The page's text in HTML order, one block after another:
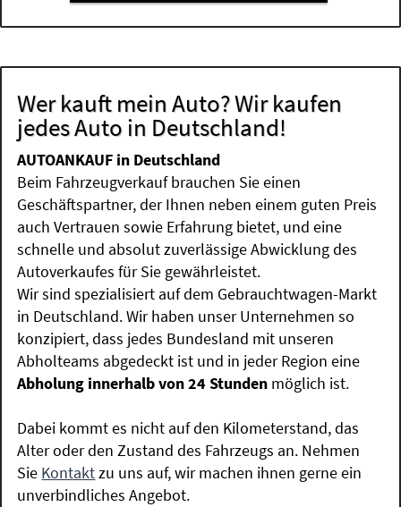
Wer kauft mein Auto? Wir kaufen
jedes Auto in Deutschland!
AUTOANKAUF in Deutschland
Beim Fahrzeugverkauf brauchen Sie einen
Geschäftspartner, der Ihnen neben einem guten Preis
auch Vertrauen sowie Erfahrung bietet, und eine
schnelle und absolut zuverlässige Abwicklung des
Autoverkaufes für Sie gewährleistet.
Wir sind spezialisiert auf dem Gebrauchtwagen-Markt
in Deutschland. Wir haben unser Unternehmen so
konzipiert, dass jedes Bundesland mit unseren
Abholteams abgedeckt ist und in jeder Region eine
Abholung innerhalb von 24 Stunden möglich ist.
Dabei kommt es nicht auf den Kilometerstand, das
Alter oder den Zustand des Fahrzeugs an. Nehmen
Sie Kontaktzu uns auf, wir machen ihnen gerne ein
unverbindliches Angebot.